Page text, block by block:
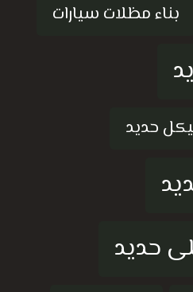
بناء مظلات سيارات
حديد
حديد